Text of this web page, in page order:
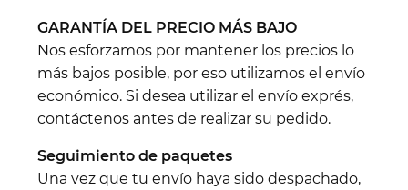
GARANTÍA DEL PRECIO MÁS BAJO
Nos esforzamos por mantener los precios lo
más bajos posible, por eso utilizamos el envío
económico. Si desea utilizar el envío exprés,
contáctenos antes de realizar su pedido.
Seguimiento de paquetes
Una vez que tu envío haya sido despachado,